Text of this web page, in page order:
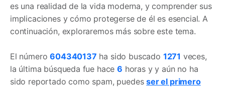
es una realidad de la vida moderna, y comprender sus
implicaciones y cómo protegerse de él es esencial. A
continuación, exploraremos más sobre este tema.
El número604340137 ha sido buscado 1271 veces,
la última búsqueda fue hace6 horas y y aún no ha
sido reportado como spam, puedesser el primero